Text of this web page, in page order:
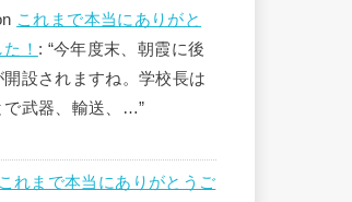
これまで本当にありがと
！ : “今年度末、朝霞に後
設されますね。学校長は
で武器、輸送、…”
これまで本当にありがとうご